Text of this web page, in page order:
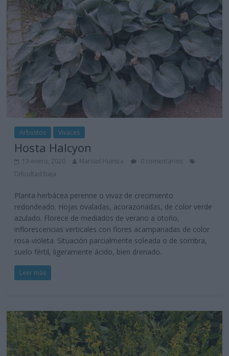
Arbustos Vivaces
Hosta Halcyon
13 enero, 2020 Marisol Huesca
0 comentarios
Dificultad baja
Planta herbácea perenne o vivaz de crecimiento
redondeado. Hojas ovaladas, acorazonadas, de color verde
azulado. Florece de mediados de verano a otoño,
inflorescencias verticales con flores acampanadas de color
rosa-violeta. Situación parcialmente soleada o de sombra,
suelo fértil, ligeramente ácido, bien drenado.
Leer más